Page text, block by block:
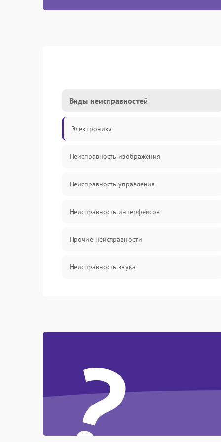
Виды неисправностей
Электроника
Неисправность изображения
Неисправность управления
Неисправность интерфейсов
Прочие неисправности
Неисправность звука
?